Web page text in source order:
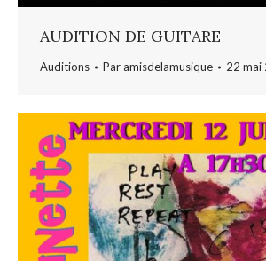
AUDITION DE GUITARE
Auditions Paramisdelamusique 22 mai